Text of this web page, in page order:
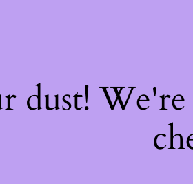
dust!